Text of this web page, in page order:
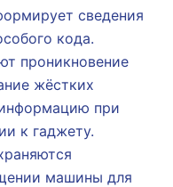
сведения
кода.
проникновение
жёстких
при
к гаджету.
машины для